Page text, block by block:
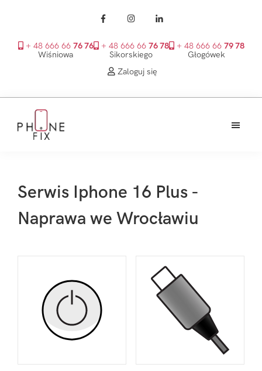
+ 48 666 66 76 76
Wiśniowa
+ 48 666 66 76 78
Sikorskiego
+ 48 666 66 79 78
Głogówek
Zaloguj się
głównego
Serwis Iphone 16 Plus -
Naprawa we Wrocławiu